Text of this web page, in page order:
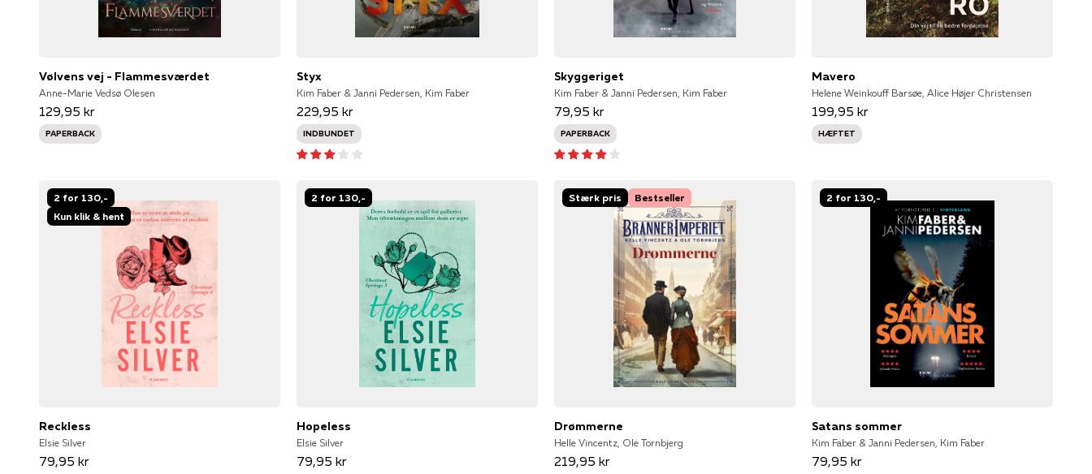
Vølvens vej - Flammesværdet
Anne-Marie Vedsø Olesen
129,95 kr
PAPERBACK
Styx
Kim Faber & Janni Pedersen, Kim Faber
229,95 kr
INDBUNDET
Skyggeriget
Kim Faber & Janni Pedersen, Kim Faber
79,95 kr
PAPERBACK
Mavero
Helene Weinkouff Barsøe, Alice Højer Christensen
199,95 kr
HÆFTET
2 for 130,-
Kun klik & hent
Reckless
Elsie Silver
79,95 kr
2 for 130,-
Hopeless
Elsie Silver
79,95 kr
Stærk pris Bestseller
Drømmerne
Helle Vincentz, Ole Tornbjerg
219,95 kr
2 for 130,-
Satans sommer
Kim Faber & Janni Pedersen, Kim Faber
79,95 kr